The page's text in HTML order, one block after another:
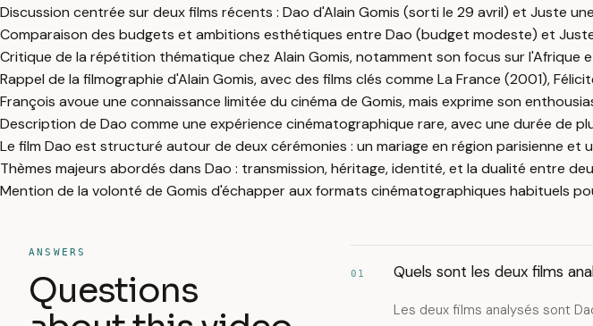
Discussion centrée sur deux films récents : Dao d'Alain Gomis (sorti le 29 avril) et Juste
Comparaison des budgets et ambitions esthétiques entre Dao (budget modeste) et
Critique de la répétition thématique chez Alain Gomis, notamment son focus sur l'Afrique
Rappel de la filmographie d'Alain Gomis, avec des films clés comme La France (2001),
François avoue une connaissance limitée du cinéma de Gomis, mais exprime son
Description de Dao comme une expérience cinématographique rare, avec une durée de
Le film Dao est structuré autour de deux cérémonies : un mariage en région parisienne et
Thèmes majeurs abordés dans Dao : transmission, héritage, identité, et la dualité entre
Mention de la volonté de Gomis d'échapper aux formats cinématographiques habituels
ANSWERS
Questions
01 Quels sont les deux films
Les deux films analysés sont